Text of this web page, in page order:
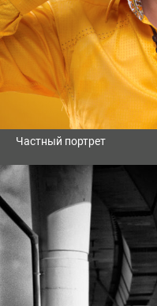
Частный портрет